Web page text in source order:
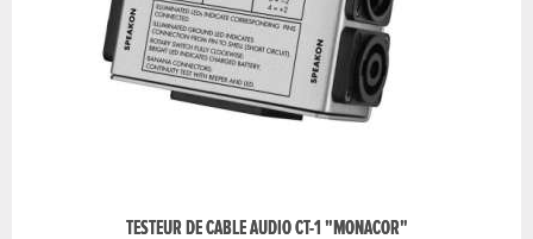
TESTEUR DE CABLE AUDIO CT-1 "MONACOR"